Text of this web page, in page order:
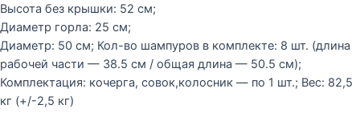
Высота без крышки: 52 см;
Диаметр горла: 25 см;
Диаметр: 50 см; Кол-во шампуров в комплекте: 8 шт. (длина
рабочей части — 38.5 см / общая длина — 50.5 см);
Комплектация: кочерга, совок,колосник — по 1 шт.; Вес: 82,5
кг (+/-2,5 кг)